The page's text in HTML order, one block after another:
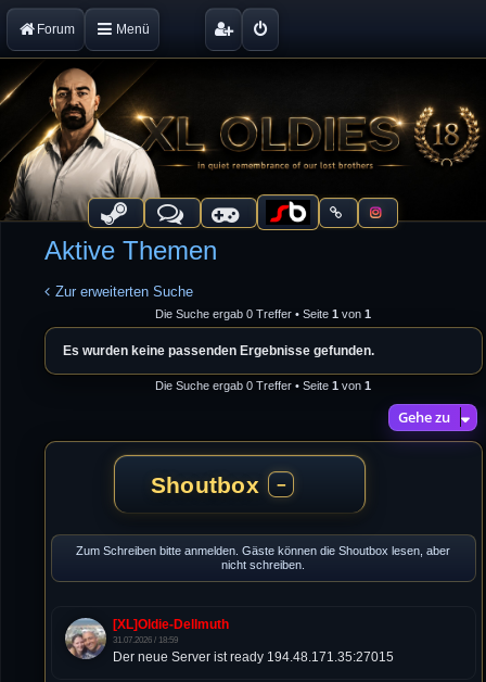
Forum Menü
Aktive Themen
Zur erweiterten Suche
Die Suche ergab 0 Treffer • Seite1 von1
Es wurden keine passenden Ergebnisse gefunden.
Die Suche ergab 0 Treffer • Seite1 von1
Gehe zu
Shoutbox −
Zum Schreiben bitte anmelden. Gäste können die Shoutbox lesen, aber
nicht schreiben.
[XL]Oldie-Dellmuth
31.07.2026 / 18:59
Der neue Server ist ready 194.48.171.35:27015